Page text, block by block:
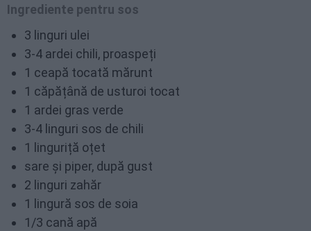
Ingrediente pentru sos
3 linguri ulei
3-4 ardei chili, proaspeți
1 ceapă tocată mărunt
1 căpățână de usturoi tocat
1 ardei gras verde
3-4 linguri sos de chili
1 linguriță oțet
sare și piper, după gust
2 linguri zahăr
1 lingură sos de soia
1/3 cană apă